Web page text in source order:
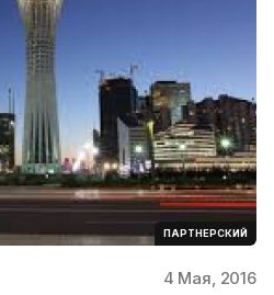
ПАРТНЕРСКИЙ
4 Мая, 2016